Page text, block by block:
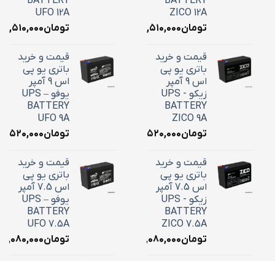
ZICO 12A
تومان۴,۵۱۰,۰۰۰
قیمت و خرید
باتری یو پی
اس 9 آمپر
زیکو - UPS
BATTERY
ZICO 9A
تومان۳,۵۲۰,۰۰۰
قیمت و خرید
باتری یو پی
اس 7.5 آمپر
زیکو - UPS
BATTERY
ZICO 7.5A
تومان۳,۰۸۰,۰۰۰
UFO 12A
تومان۴,۵۱۰,۰۰۰
قیمت و خرید
باتری یو پی
اس 9 آمپر
یوفو – UPS
BATTERY
UFO 9A
تومان۳,۵۲۰,۰۰۰
قیمت و خرید
باتری یو پی
اس 7.5 آمپر
یوفو – UPS
BATTERY
UFO 7.5A
تومان۳,۰۸۰,۰۰۰